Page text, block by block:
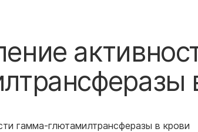
гамма-глютамилтрансферазы в крови